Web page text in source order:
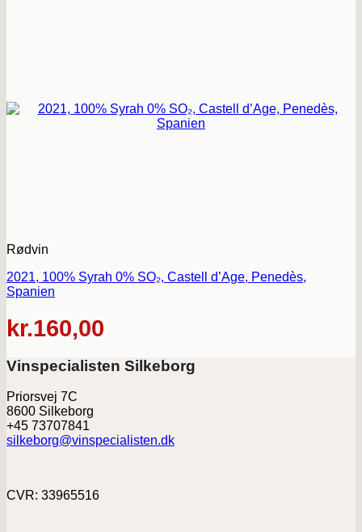
Rødvin
2021, 100% Syrah 0% SO₂, Castell d’Age, Penedès,
Spanien
kr.160,00
Vinspecialisten Silkeborg
Priorsvej 7C
8600 Silkeborg
+45 73707841
silkeborg@vinspecialisten.dk
CVR: 33965516